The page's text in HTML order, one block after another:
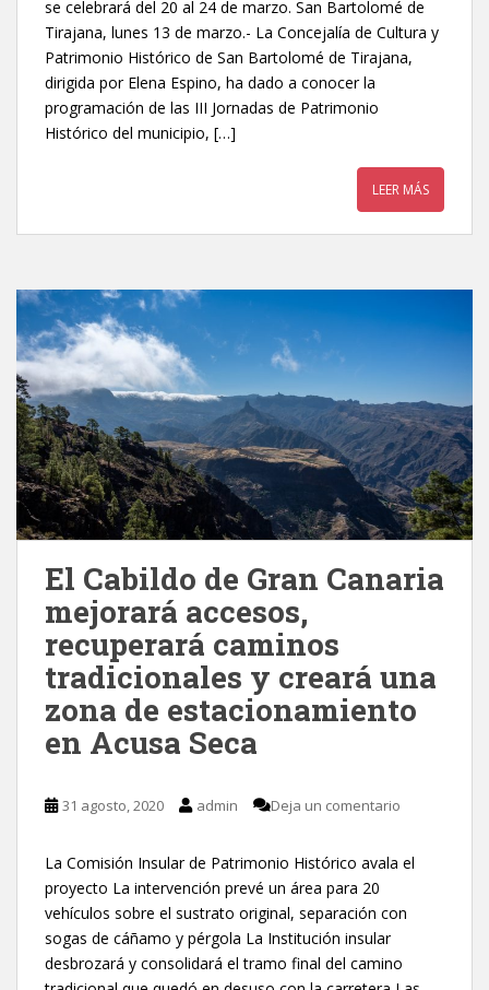
se celebrará del 20 al 24 de marzo. San Bartolomé de
Tirajana, lunes 13 de marzo.- La Concejalía de Cultura y
Patrimonio Histórico de San Bartolomé de Tirajana,
dirigida por Elena Espino, ha dado a conocer la
programación de las III Jornadas de Patrimonio
Histórico del municipio, […]
LEER MÁS
El Cabildo de Gran Canaria
mejorará accesos,
recuperará caminos
tradicionales y creará una
zona de estacionamiento
en Acusa Seca
31 agosto, 2020 admin Deja un comentario
La Comisión Insular de Patrimonio Histórico avala el
proyecto La intervención prevé un área para 20
vehículos sobre el sustrato original, separación con
sogas de cáñamo y pérgola La Institución insular
desbrozará y consolidará el tramo final del camino